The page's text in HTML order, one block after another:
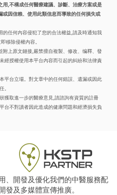
用,不構成任何醫療建議、診斷、治療方案或是
或因信賴、使用此類信息而導致的任何損失或
的任何內容侵犯了您的合法權益,請及時通知我
移除侵權內容。
附上原文鏈接,嚴禁擅自複製、修改、编釋、發
經授權使用本平台內容而引起的糾紛和法律責
平台立場。對文章中的任何錯誤、遺漏或因此
。
獲取進一步的醫療意見,請諮詢有資質的註冊
台不對讀者因此造成的健康問題和經濟損失負
、開發及優化我們的中醫服務配
發及多媒體宣傳推廣。